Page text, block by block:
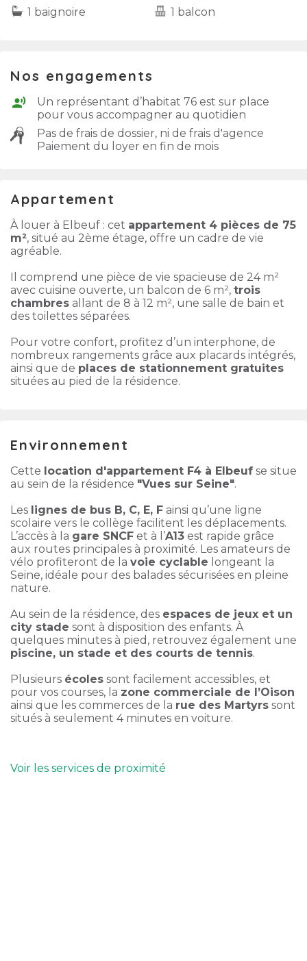
1 baignoire
1 balcon
Nos engagements
Un représentant d’habitat 76 est sur place
pour vous accompagner au quotidien
Pas de frais de dossier, ni de frais d'agence
Paiement du loyer en fin de mois
Appartement
À louer à Elbeuf : cet appartement 4 pièces de 75
m², situé au 2ème étage, offre un cadre de vie
agréable.
Il comprend une pièce de vie spacieuse de 24 m²
avec cuisine ouverte, un balcon de 6 m², trois
chambres allant de 8 à 12 m², une salle de bain et
des toilettes séparées.
Pour votre confort, profitez d’un interphone, de
nombreux rangements grâce aux placards intégrés,
ainsi que de places de stationnement gratuites
situées au pied de la résidence.
Environnement
Cette location d'appartement F4 à Elbeuf se situe
au sein de la résidence "Vues sur Seine".
Les lignes de bus B, C, E, F ainsi qu’une ligne
scolaire vers le collège facilitent les déplacements.
L’accès à la gare SNCF et à l’A13 est rapide grâce
aux routes principales à proximité. Les amateurs de
vélo profiteront de la voie cyclable longeant la
Seine, idéale pour des balades sécurisées en pleine
nature.
Au sein de la résidence, des espaces de jeux et un
city stade sont à disposition des enfants. À
quelques minutes à pied, retrouvez également une
piscine, un stade et des courts de tennis.
Plusieurs écoles sont facilement accessibles, et
pour vos courses, la zone commerciale de l’Oison
ainsi que les commerces de la rue des Martyrs sont
situés à seulement 4 minutes en voiture.
Voir les services de proximité